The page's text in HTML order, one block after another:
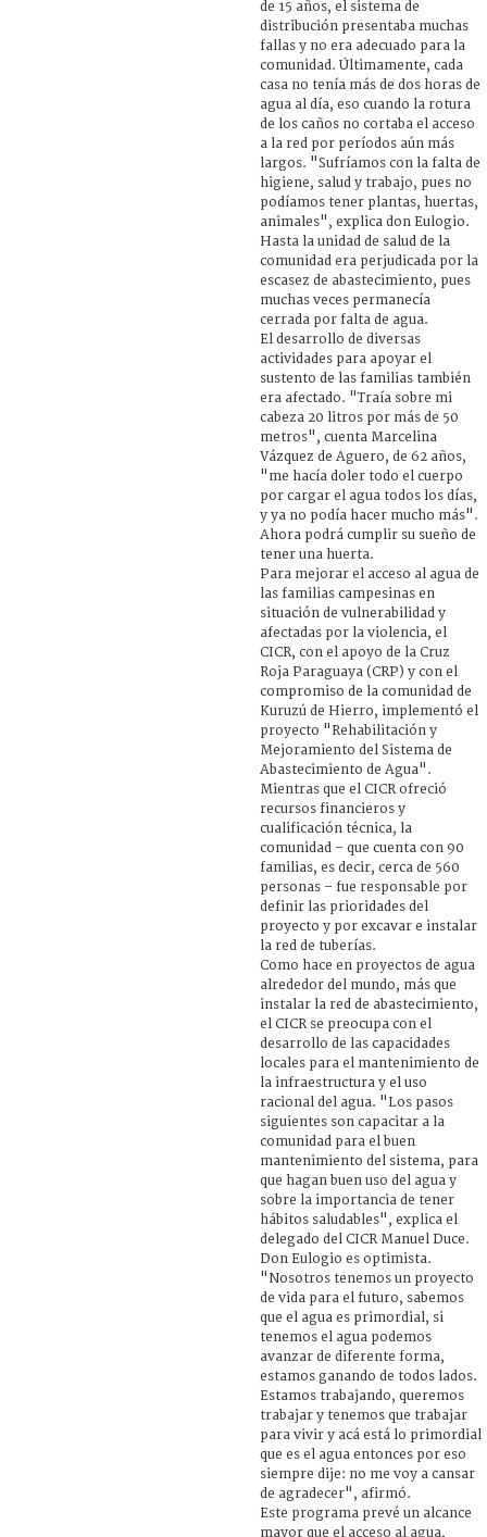
de 15 años, el sistema de
distribución presentaba muchas
fallas y no era adecuado para la
comunidad. Últimamente, cada
casa no tenía más de dos horas de
agua al día, eso cuando la rotura
de los caños no cortaba el acceso
a la red por períodos aún más
largos. "Sufríamos con la falta de
higiene, salud y trabajo, pues no
podíamos tener plantas, huertas,
animales", explica don Eulogio.
Hasta la unidad de salud de la
comunidad era perjudicada por la
escasez de abastecimiento, pues
muchas veces permanecía
cerrada por falta de agua.
El desarrollo de diversas
actividades para apoyar el
sustento de las familias también
era afectado. "Traía sobre mi
cabeza 20 litros por más de 50
metros", cuenta Marcelina
Vázquez de Aguero, de 62 años,
"me hacía doler todo el cuerpo
por cargar el agua todos los días,
y ya no podía hacer mucho más".
Ahora podrá cumplir su sueño de
tener una huerta.
Para mejorar el acceso al agua de
las familias campesinas en
situación de vulnerabilidad y
afectadas por la violencia, el
CICR, con el apoyo de la Cruz
Roja Paraguaya (CRP) y con el
compromiso de la comunidad de
Kuruzú de Hierro, implementó el
proyecto "Rehabilitación y
Mejoramiento del Sistema de
Abastecimiento de Agua".
Mientras que el CICR ofreció
recursos financieros y
cualificación técnica, la
comunidad – que cuenta con 90
familias, es decir, cerca de 560
personas – fue responsable por
definir las prioridades del
proyecto y por excavar e instalar
la red de tuberías.
Como hace en proyectos de agua
alrededor del mundo, más que
instalar la red de abastecimiento,
el CICR se preocupa con el
desarrollo de las capacidades
locales para el mantenimiento de
la infraestructura y el uso
racional del agua. "Los pasos
siguientes son capacitar a la
comunidad para el buen
mantenimiento del sistema, para
que hagan buen uso del agua y
sobre la importancia de tener
hábitos saludables", explica el
delegado del CICR Manuel Duce.
Don Eulogio es optimista.
"Nosotros tenemos un proyecto
de vida para el futuro, sabemos
que el agua es primordial, si
tenemos el agua podemos
avanzar de diferente forma,
estamos ganando de todos lados.
Estamos trabajando, queremos
trabajar y tenemos que trabajar
para vivir y acá está lo primordial
que es el agua entonces por eso
siempre dije: no me voy a cansar
de agradecer", afirmó.
Este programa prevé un alcance
mayor que el acceso al agua,